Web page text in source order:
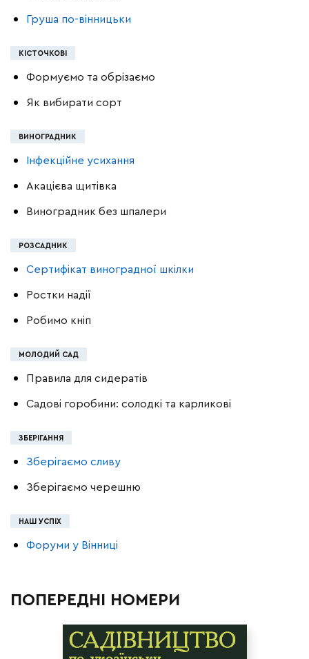
Груша по-вінницьки
КІСТОЧКОВІ
Формуємо та обрізаємо
Як вибирати сорт
ВИНОГРАДНИК
Інфекційне усихання
Акацієва щитівка
Виноградник без шпалери
РОЗСАДНИК
Сертифікат виноградної шкілки
Ростки надії
Робимо кніп
МОЛОДИЙ САД
Правила для сидератів
Садові горобини: солодкі та карликові
ЗБЕРІГАННЯ
Зберігаємо сливу
Зберігаємо черешню
НАШ УСПІХ
Форуми у Вінниці
ПОПЕРЕДНІ НОМЕРИ